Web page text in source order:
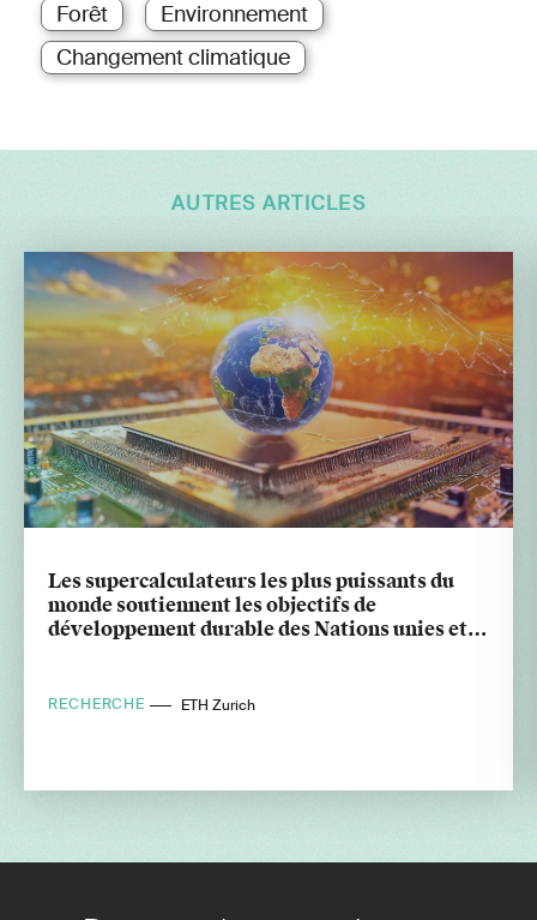
Forêt
Environnement
Changement climatique
AUTRES ARTICLES
Les supercalculateurs les plus puissants du
monde soutiennent les objectifs de
développement durable des Nations unies et la
RECHERCHE ETH Zurich